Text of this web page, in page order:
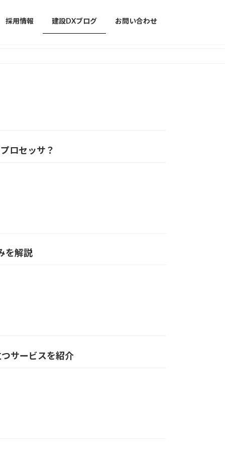
採用情報 建設DXブログ お問い合わせ
ロセッサ？
を解説
サービスを紹介